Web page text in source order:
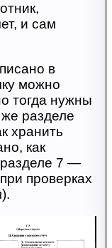
и сам
в
можно
тогда нужны
разделе
хранить
как
разделе 7 —
проверках